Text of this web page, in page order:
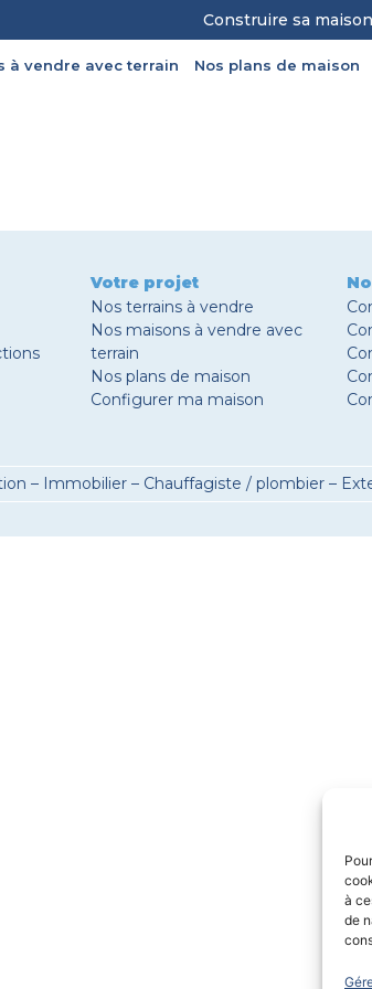
à
de
Construire sa maison
à vendre avec terrain Nos plans de maison
Votre projet
Nos terrains à vendre
Nos maisons à vendre avec
terrain
Nos plans de maison
Configurer ma maison
– Immobilier – Chauffagiste / plombier –